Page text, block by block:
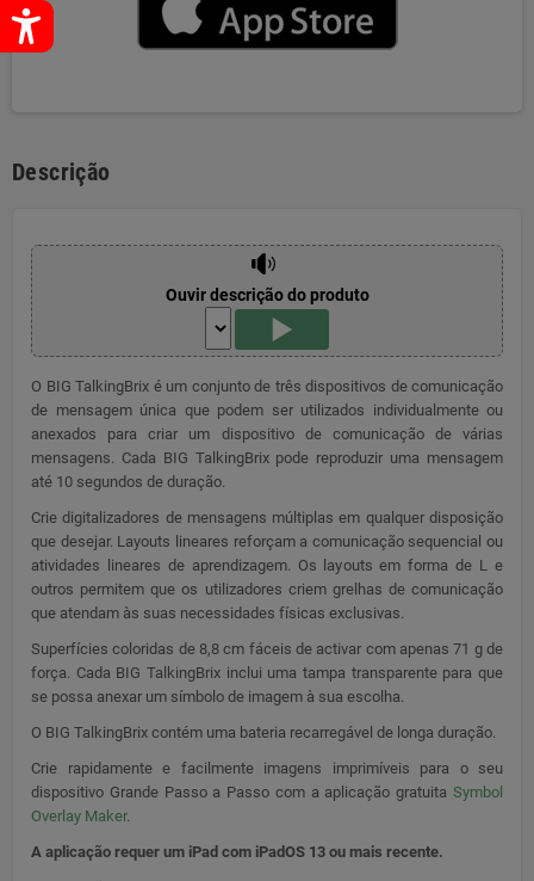
Descrição
Ouvir descrição do produto
O BIG TalkingBrix é um conjunto de três dispositivos de comunicação
de mensagem única que podem ser utilizados individualmente ou
anexados para criar um dispositivo de comunicação de várias
mensagens. Cada BIG TalkingBrix pode reproduzir uma mensagem
até 10 segundos de duração.
Crie digitalizadores de mensagens múltiplas em qualquer disposição
que desejar. Layouts lineares reforçam a comunicação sequencial ou
atividades lineares de aprendizagem. Os layouts em forma de L e
outros permitem que os utilizadores criem grelhas de comunicação
que atendam às suas necessidades físicas exclusivas.
Superfícies coloridas de 8,8 cm fáceis de activar com apenas 71 g de
força. Cada BIG TalkingBrix inclui uma tampa transparente para que
se possa anexar um símbolo de imagem à sua escolha.
O BIG TalkingBrix contém uma bateria recarregável de longa duração.
Crie rapidamente e facilmente imagens imprimíveis para o seu
dispositivo Grande Passo a Passo com a aplicação gratuita Symbol
Overlay Maker.
A aplicação requer um iPad com iPadOS 13 ou mais recente.